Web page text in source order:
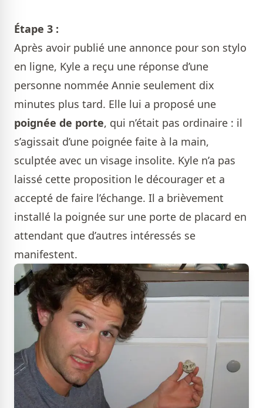
Étape 3 :
Après avoir publié une annonce pour son stylo
en ligne, Kyle a reçu une réponse d’une
personne nommée Annie seulement dix
minutes plus tard. Elle lui a proposé une
poignée de porte, qui n’était pas ordinaire : il
s’agissait d’une poignée faite à la main,
sculptée avec un visage insolite. Kyle n’a pas
laissé cette proposition le décourager et a
accepté de faire l’échange. Il a brièvement
installé la poignée sur une porte de placard en
attendant que d’autres intéressés se
manifestent.